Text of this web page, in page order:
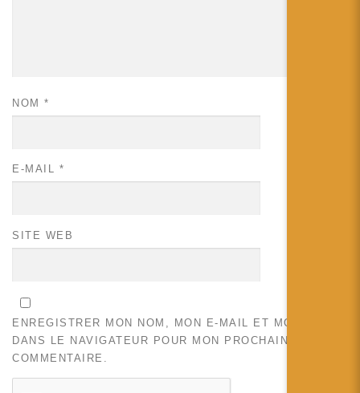
NOM *
E-MAIL *
SITE WEB
ENREGISTRER MON NOM, MON E-MAIL ET MON SITE
DANS LE NAVIGATEUR POUR MON PROCHAIN
COMMENTAIRE.